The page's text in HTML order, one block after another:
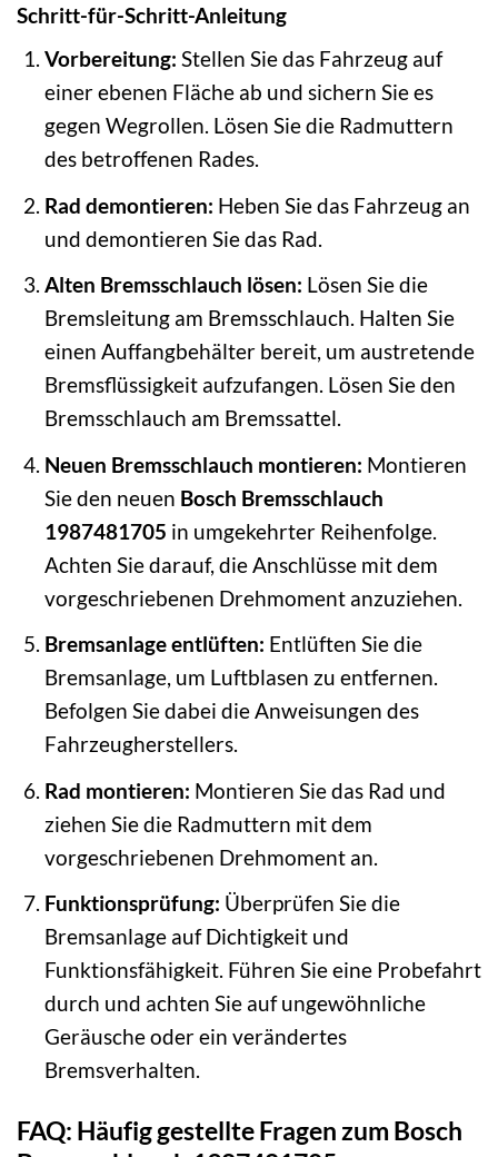
Schritt-für-Schritt-Anleitung
Vorbereitung: Stellen Sie das Fahrzeug auf
einer ebenen Fläche ab und sichern Sie es
gegen Wegrollen. Lösen Sie die Radmuttern
des betroffenen Rades.
Rad demontieren: Heben Sie das Fahrzeug an
und demontieren Sie das Rad.
Alten Bremsschlauch lösen: Lösen Sie die
Bremsleitung am Bremsschlauch. Halten Sie
einen Auffangbehälter bereit, um austretende
Bremsflüssigkeit aufzufangen. Lösen Sie den
Bremsschlauch am Bremssattel.
Neuen Bremsschlauch montieren: Montieren
Sie den neuen Bosch Bremsschlauch
1987481705 in umgekehrter Reihenfolge.
Achten Sie darauf, die Anschlüsse mit dem
vorgeschriebenen Drehmoment anzuziehen.
Bremsanlage entlüften: Entlüften Sie die
Bremsanlage, um Luftblasen zu entfernen.
Befolgen Sie dabei die Anweisungen des
Fahrzeugherstellers.
Rad montieren: Montieren Sie das Rad und
ziehen Sie die Radmuttern mit dem
vorgeschriebenen Drehmoment an.
Funktionsprüfung: Überprüfen Sie die
Bremsanlage auf Dichtigkeit und
Funktionsfähigkeit. Führen Sie eine Probefahrt
durch und achten Sie auf ungewöhnliche
Geräusche oder ein verändertes
Bremsverhalten.
FAQ: Häufig gestellte Fragen zum Bosch